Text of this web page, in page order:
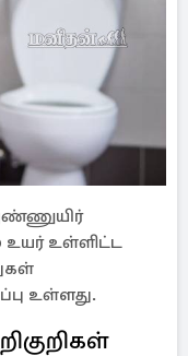
உயர் உள்ளிட்ட
உள்ளது.